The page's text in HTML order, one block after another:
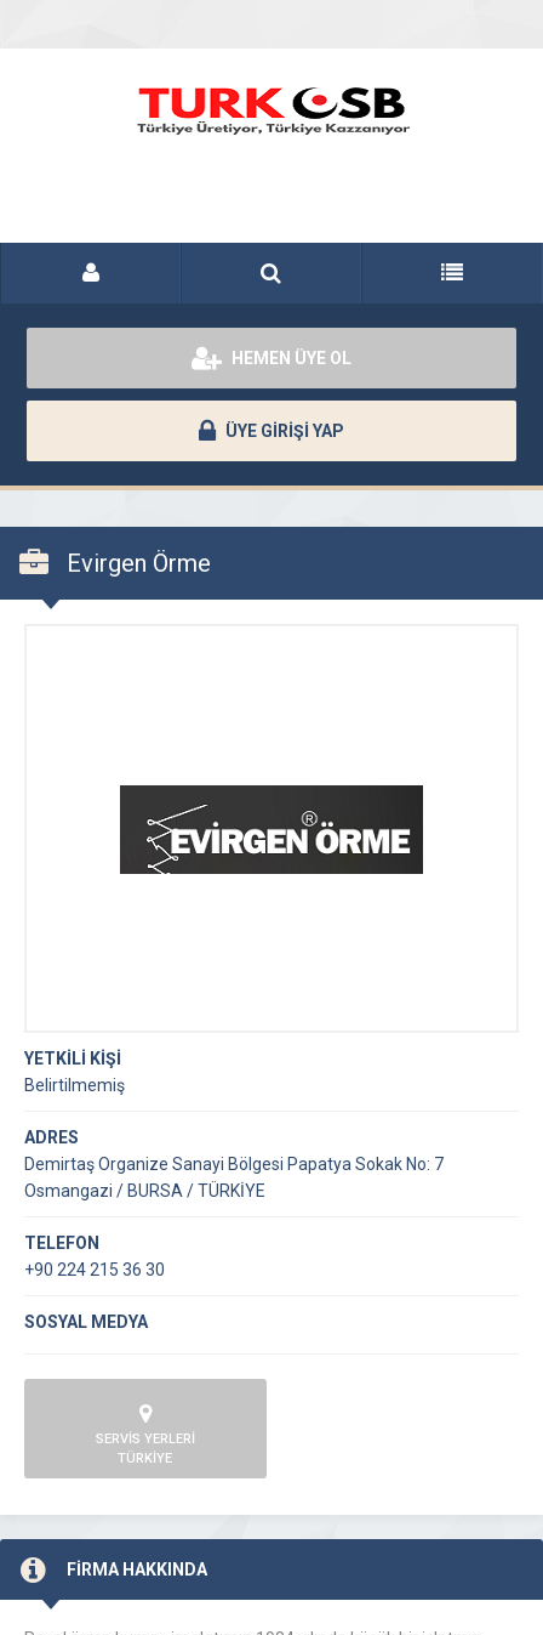
HEMEN ÜYE OL
ÜYE GİRİŞİ YAP
Evirgen Örme
YETKİLİ KİŞİ
Belirtilmemiş
ADRES
Demirtaş Organize Sanayi Bölgesi Papatya Sokak No: 7
Osmangazi / BURSA / TÜRKİYE
TELEFON
+90 224 215 36 30
SOSYAL MEDYA
SERVİS YERLERİ
TÜRKİYE
FİRMA HAKKINDA